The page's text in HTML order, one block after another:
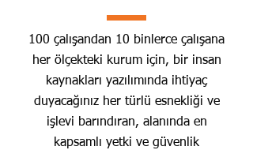
100 çalışandan 10 binlerce çalışana
her ölçekteki kurum için, bir insan
kaynakları yazılımında ihtiyaç
duyacağınız her türlü esnekliği ve
işlevi barındıran, alanında en
kapsamlı yetki ve güvenlik